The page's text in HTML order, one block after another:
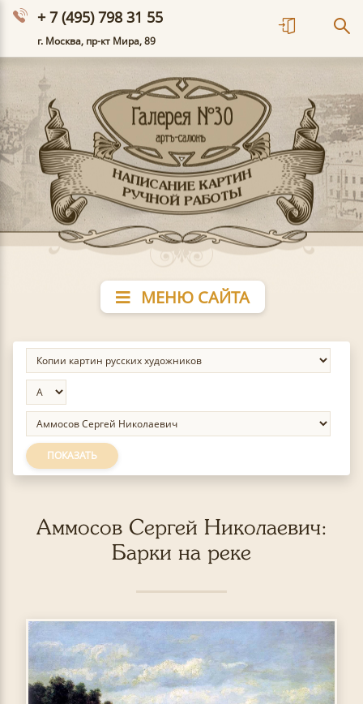
+ 7 (495) 798 31 55
г. Москва, пр-кт Мира, 89
МЕНЮ САЙТА
ПОКАЗАТЬ
Аммосов Сергей Николаевич:
Барки на реке